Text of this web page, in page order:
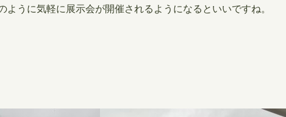
ように気軽に展示会が開催されるようになるといいですね。